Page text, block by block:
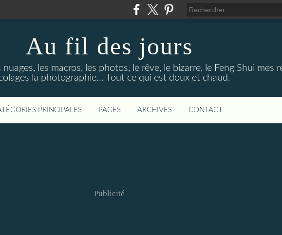
Au fil des jours
nuages, les macros, les photos, le rêve, le bizarre, le Feng Shui mes
la photographie... Tout ce qui est doux et chaud.
PRINCIPALES PAGES ARCHIVES CONTACT
Publicité